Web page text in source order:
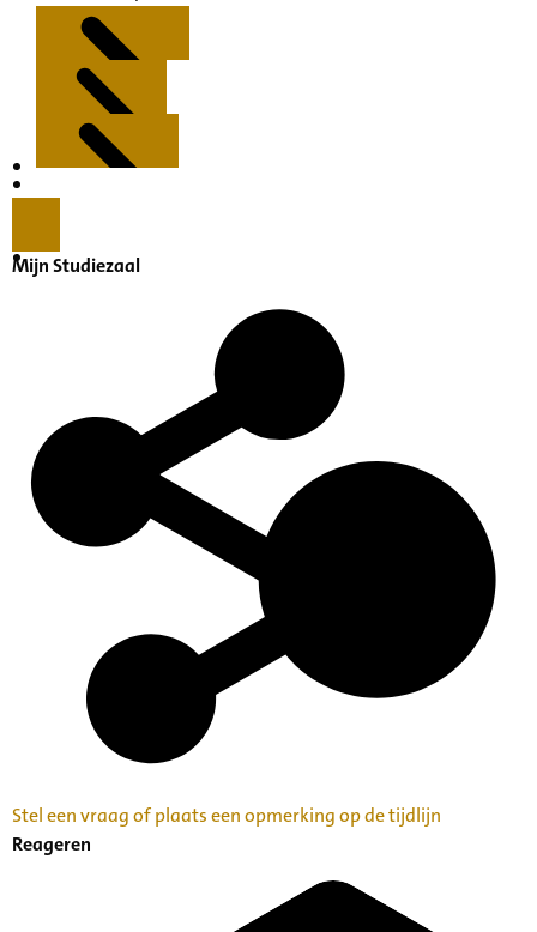
Inventaris
Mijn Studiezaal
Stel een vraag of plaats een opmerking op de tijdlijn
Reageren